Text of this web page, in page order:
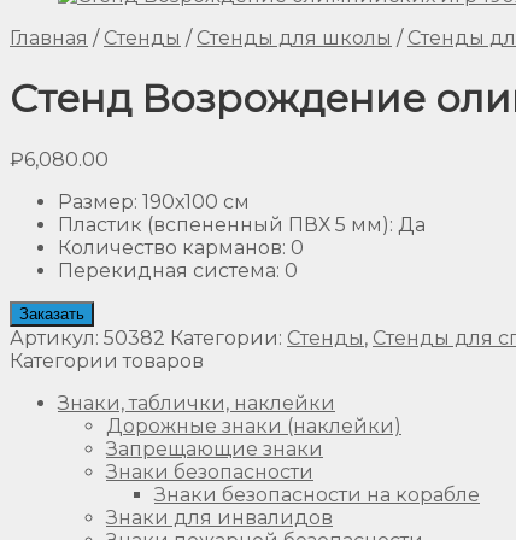
Главная / Стенды / Стенды для школы / Стенды
Стенд Возрождение
₽6,080.00
Размер: 190х100 см
Пластик (вспененный ПВХ 5 мм): Да
Количество карманов: 0
Перекидная система: 0
Заказать
Артикул: 50382 Категории: Стенды, Стенды для
Категории товаров
Знаки, таблички, наклейки
Дорожные знаки (наклейки)
Запрещающие знаки
Знаки безопасности
Знаки безопасности на корабле
Знаки для инвалидов